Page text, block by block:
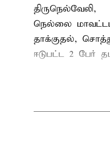
திருநெல்வேலி,
நெல்லை
தாக்குதல்,
ஈடுபட்ட 2 பேர்